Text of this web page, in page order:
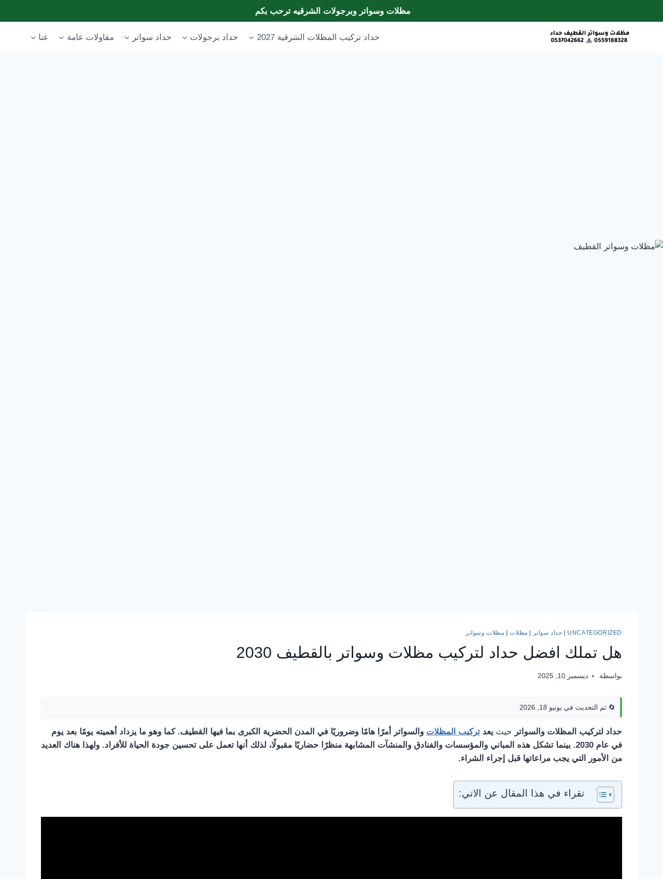
إلى
مظلات وسواتر وبرجولات الشرقيه ترحب بكم
حداد تركيب المظلات الشرقية 2027 حداد برجولات حداد سواتر مقاولات عامة عنا
UNCATEGORIZED حداد سواتر مظلات| مظلات وسواتر
هل تملك افضل حداد لتركيب مظلات وسواتر بالقطيف 2030
بواسطة ديسمبر 10, 2025
🔄 تم التحديث في يونيو 18, 2026
حداد لتركيب المظلات والسواتر حيث يعد تركيب المظلات والسواتر أمرًا هامًا وضروريًا في المدن الحضرية الكبرى بما فيها القطيف. كما وهو ما يزداد أهميته يومًا بعد يوم
في عام 2030. بينما تشكل هذه المباني والمؤسسات والفنادق والمنشآت المشابهة منظرًا حضاريًا مقبولًا، لذلك أنها تعمل على تحسين جودة الحياة للأفراد. ولهذا هناك العديد
من الأمور التي يجب مراعاتها قبل إجراء الشراء.
تقراء في هذا المقال عن الاتي: